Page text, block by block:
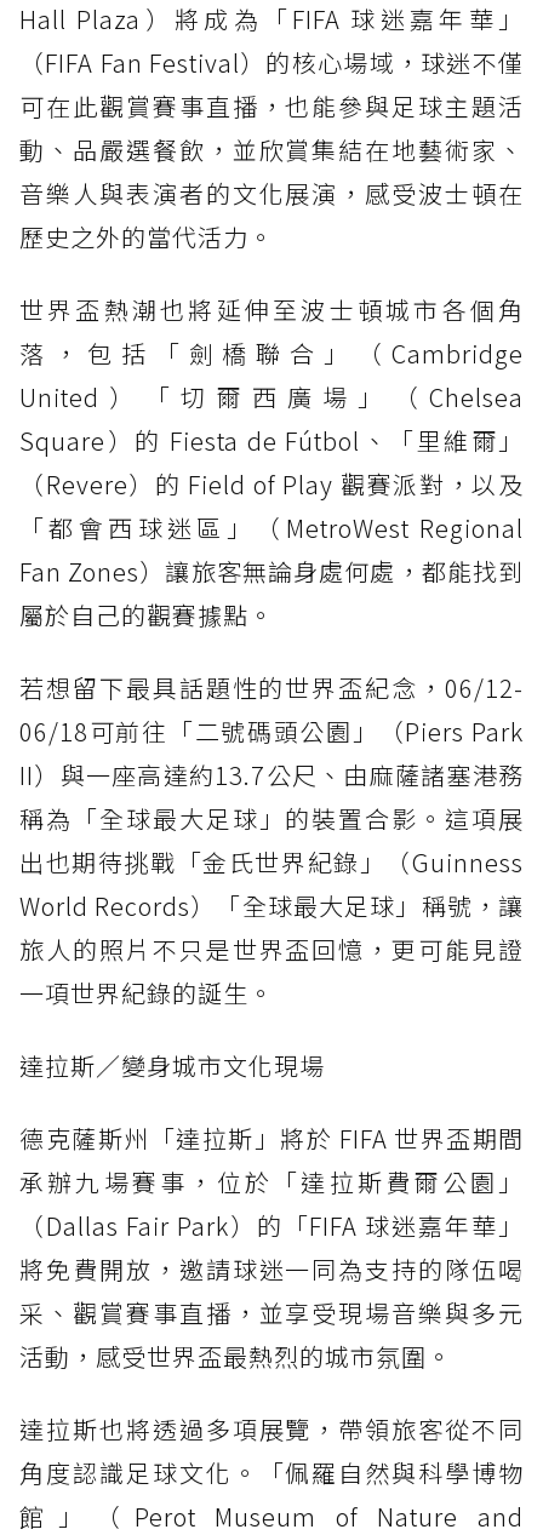
Hall Plaza）將成為「FIFA 球迷嘉年華」
（FIFA Fan Festival）的核心場域，球迷不僅
可在此觀賞賽事直播，也能參與足球主題活
動、品嚴選餐飲，並欣賞集結在地藝術家、
音樂人與表演者的文化展演，感受波士頓在
歷史之外的當代活力。
世界盃熱潮也將延伸至波士頓城市各個角
落，包括「劍橋聯合」（Cambridge
United）「切爾西廣場」（Chelsea
Square）的 Fiesta de Fútbol、「里維爾」
（Revere）的 Field of Play 觀賽派對，以及
「都會西球迷區」（MetroWest Regional
Fan Zones）讓旅客無論身處何處，都能找到
屬於自己的觀賽據點。
若想留下最具話題性的世界盃紀念，06/12-
06/18可前往「二號碼頭公園」（Piers Park
II）與一座高達約13.7公尺、由麻薩諸塞港務
稱為「全球最大足球」的裝置合影。這項展
出也期待挑戰「金氏世界紀錄」（Guinness
World Records）「全球最大足球」稱號，讓
旅人的照片不只是世界盃回憶，更可能見證
一項世界紀錄的誕生。
達拉斯／變身城市文化現場
德克薩斯州「達拉斯」將於 FIFA 世界盃期間
承辦九場賽事，位於「達拉斯費爾公園」
（Dallas Fair Park）的「FIFA 球迷嘉年華」
將免費開放，邀請球迷一同為支持的隊伍喝
采、觀賞賽事直播，並享受現場音樂與多元
活動，感受世界盃最熱烈的城市氛圍。
達拉斯也將透過多項展覽，帶領旅客從不同
角度認識足球文化。「佩羅自然與科學博物
館」（Perot Museum of Nature and